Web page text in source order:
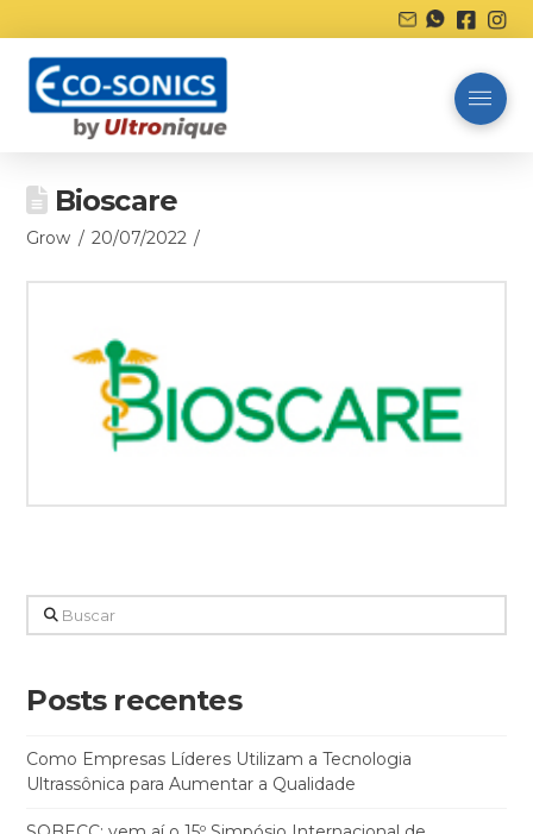
Bioscare
Grow 20/07/2022
Buscar
Posts recentes
Como Empresas Líderes Utilizam a Tecnologia
Ultrassônica para Aumentar a Qualidade